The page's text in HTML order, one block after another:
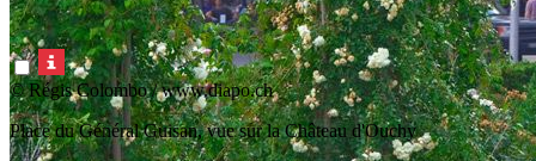
© Régis Colombo / www.diapo.ch
Place du Général Guisan, vue sur la Château d'Ouchy